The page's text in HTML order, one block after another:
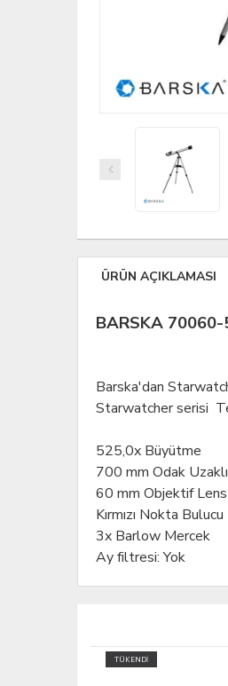
ÜRÜN AÇIKLAMASI
BARSKA
Barska'dan
Starwatcher serisi
525,0x Büyütme
700 mm Odak
60 mm Objektif Lens
Kırmızı Nokta Bulucu
3x Barlow Mercek
Ay filtresi: Yok
TÜKENDİ